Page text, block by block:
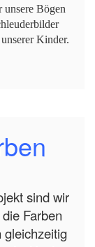
unsere Bögen
Kinder.
sind wir
Farben
gleichzeitig